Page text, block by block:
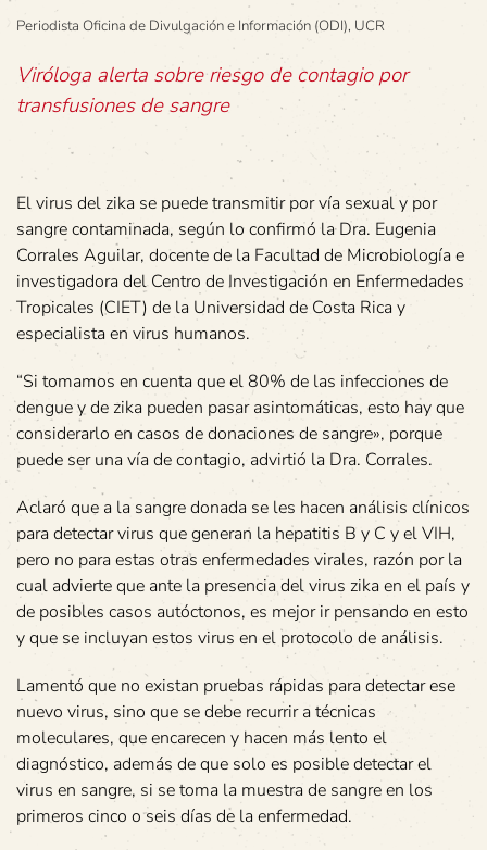
Periodista Oficina de Divulgación e Información (ODI), UCR
Viróloga alerta sobre riesgo de contagio por
transfusiones de sangre
El virus del zika se puede transmitir por vía sexual y por
sangre contaminada, según lo confirmó la Dra. Eugenia
Corrales Aguilar, docente de la Facultad de Microbiología e
investigadora del Centro de Investigación en Enfermedades
Tropicales (CIET) de la Universidad de Costa Rica y
especialista en virus humanos.
“Si tomamos en cuenta que el 80% de las infecciones de
dengue y de zika pueden pasar asintomáticas, esto hay que
considerarlo en casos de donaciones de sangre», porque
puede ser una vía de contagio, advirtió la Dra. Corrales.
Aclaró que a la sangre donada se les hacen análisis clínicos
para detectar virus que generan la hepatitis B y C y el VIH,
pero no para estas otras enfermedades virales, razón por la
cual advierte que ante la presencia del virus zika en el país y
de posibles casos autóctonos, es mejor ir pensando en esto
y que se incluyan estos virus en el protocolo de análisis.
Lamentó que no existan pruebas rápidas para detectar ese
nuevo virus, sino que se debe recurrir a técnicas
moleculares, que encarecen y hacen más lento el
diagnóstico, además de que solo es posible detectar el
virus en sangre, si se toma la muestra de sangre en los
primeros cinco o seis días de la enfermedad.